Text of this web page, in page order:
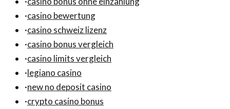
·casino bewertung
·casino schweiz lizenz
·casino bonus vergleich
·casino limits vergleich
·legiano casino
·new no deposit casino
·crypto casino bonus